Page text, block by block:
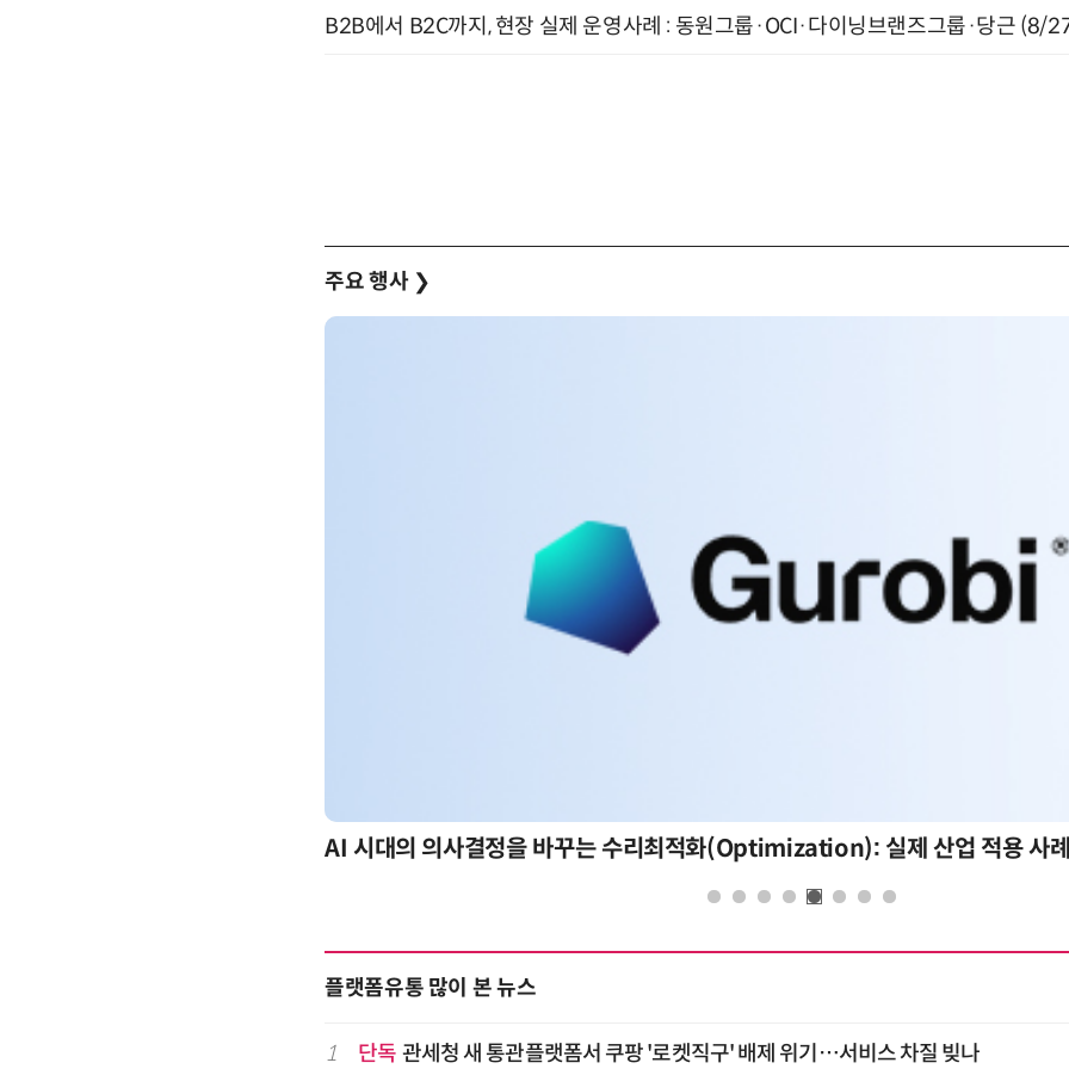
B2B에서 B2C까지, 현장 실제 운영사례 : 동원그룹·OCI·다이닝브랜즈그룹·당근 (8/
주요 행사 ❯
AI 시대의 의사결정을 바꾸는 수리최적화(Optimization): 실제 산업 적용 사
플랫폼유통 많이 본 뉴스
1 단독 관세청 새 통관플랫폼서 쿠팡 '로켓직구' 배제 위기…서비스 차질 빚나